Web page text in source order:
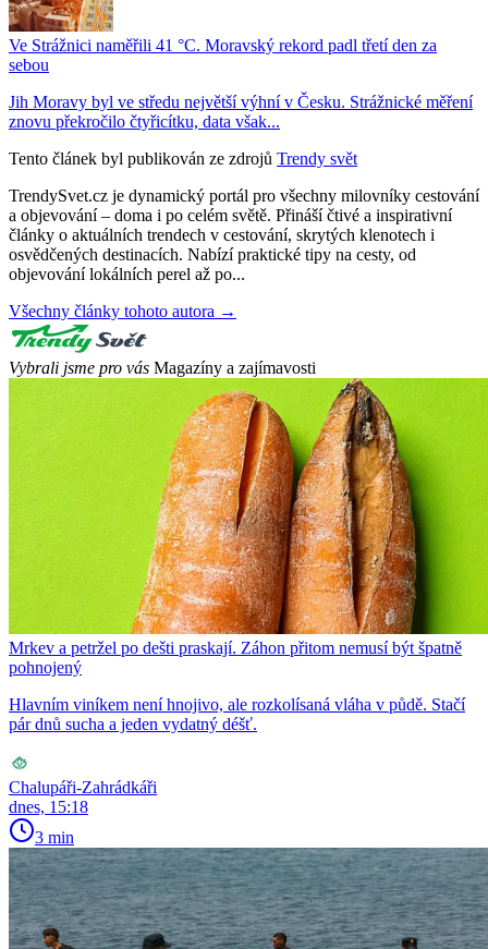
Ve Strážnici naměřili 41 °C. Moravský rekord padl třetí den za
sebou
Jih Moravy byl ve středu největší výhní v Česku. Strážnické měření
znovu překročilo čtyřicítku, data však...
Tento článek byl publikován ze zdrojů Trendy svět
TrendySvet.cz je dynamický portál pro všechny milovníky cestování
a objevování – doma i po celém světě. Přináší čtivé a inspirativní
články o aktuálních trendech v cestování, skrytých klenotech i
osvědčených destinacích. Nabízí praktické tipy na cesty, od
objevování lokálních perel až po...
Všechny články tohoto autora →
Vybrali jsme pro vás Magazíny a zajímavosti
Mrkev a petržel po dešti praskají. Záhon přitom nemusí být špatně
pohnojený
Hlavním viníkem není hnojivo, ale rozkolísaná vláha v půdě. Stačí
pár dnů sucha a jeden vydatný déšť.
Chalupáři-Zahrádkáři
dnes, 15:18
3 min